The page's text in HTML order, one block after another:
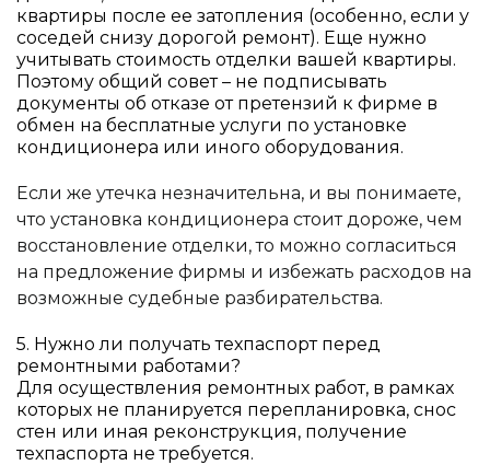
квартиры после ее затопления (особенно, если у
соседей снизу дорогой ремонт). Еще нужно
учитывать стоимость отделки вашей квартиры.
Поэтому общий совет – не подписывать
документы об отказе от претензий к фирме в
обмен на бесплатные услуги по установке
кондиционера или иного оборудования.
Если же утечка незначительна, и вы понимаете,
что установка кондиционера стоит дороже, чем
восстановление отделки, то можно согласиться
на предложение фирмы и избежать расходов на
возможные судебные разбирательства.
5. Нужно ли получать техпаспорт перед
ремонтными работами?
Для осуществления ремонтных работ, в рамках
которых не планируется перепланировка, снос
стен или иная реконструкция, получение
техпаспорта не требуется.
Как к Вам можно обращаться
ФИО
Номер телефона